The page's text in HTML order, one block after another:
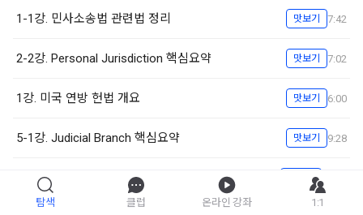
1-1강. 민사소송법 관련법 정리 맛보기 7:42
2-2강. Personal Jurisdiction 핵심요약 맛보기 7:02
1강. 미국 연방 헌법 개요 맛보기 6:00
5-1강. Judicial Branch 핵심요약 맛보기 9:28
18강. 1st Amendment 맛보기
탐색 클럽 온라인 강좌 1:1